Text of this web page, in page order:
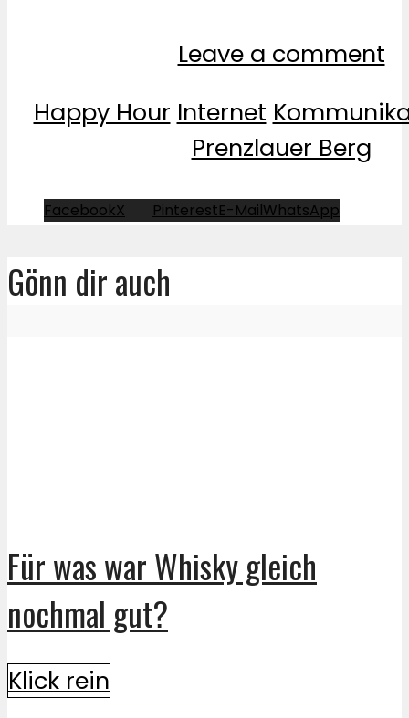
Leave a comment
Happy Hour Internet
Prenzlauer Berg
FacebookX PinterestE-MailWhatsApp
Gönn dir auch
Für was war Whisky gleich
nochmal gut?
Klick rein